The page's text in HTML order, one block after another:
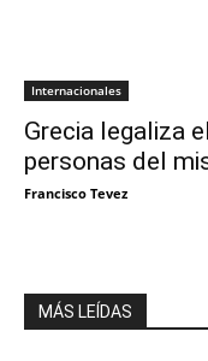
Internacionales
Grecia legaliza
personas del
Francisco Tevez
MÁS LEÍDAS